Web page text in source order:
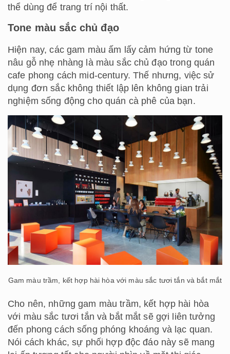
thể dùng để trang trí nội thất.
Tone màu sắc chủ đạo
Hiện nay, các gam màu ấm lấy cảm hứng từ tone
nâu gỗ nhẹ nhàng là màu sắc chủ đạo trong quán
cafe phong cách mid-century. Thế nhưng, việc sử
dụng đơn sắc không thiết lập lên không gian trải
nghiệm sống động cho quán cà phê của bạn.
Gam màu trầm, kết hợp hài hòa với màu sắc tươi tắn và bắt mắt
Cho nên, những gam màu trầm, kết hợp hài hòa
với màu sắc tươi tắn và bắt mắt sẽ gợi liên tưởng
đến phong cách sống phóng khoáng và lạc quan.
Nói cách khác, sự phối hợp độc đáo này sẽ mang